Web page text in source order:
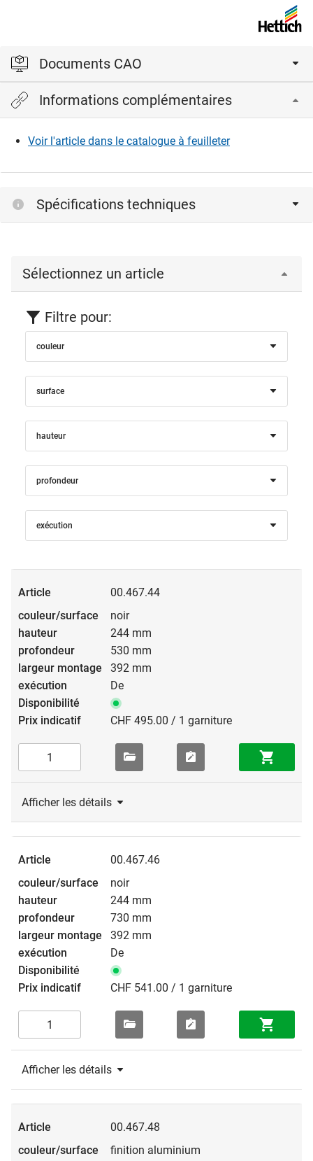
Documents CAO
Veuillez vous connecter pour afficher et télécharger les
fichiers CAD.
Connexion
Informations complémentaires
Voir l'article dans le catalogue à feuilleter
Spécifications techniques
Sélectionnez un article
Filtre pour:
couleur
surface
hauteur
profondeur
exécution
00.467.44
noir
244 mm
530 mm
392 mm
De
CHF 495.00 / 1 garniture
Afficher les détails
00.467.46
noir
244 mm
730 mm
392 mm
De
CHF 541.00 / 1 garniture
Afficher les détails
00.467.48
finition aluminium